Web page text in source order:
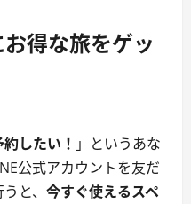
得な旅をゲッ
したい！ 」というあな
公式アカウントを友だ
と、 今すぐ使えるスペ